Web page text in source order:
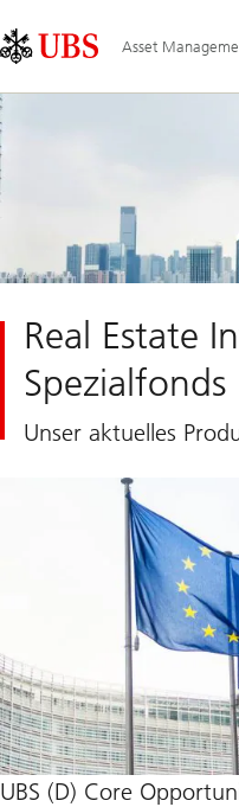
Links
Area
Asset
Real Estate
Spezialfonds
Unser aktuelles
UBS (D) Core